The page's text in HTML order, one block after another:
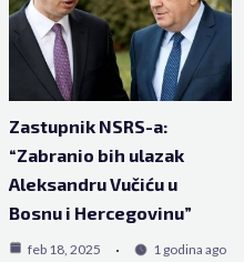
Zastupnik NSRS-a:
“Zabranio bih ulazak
Aleksandru Vučiću u
Bosnu i Hercegovinu”
feb 18, 2025 1 godina ago